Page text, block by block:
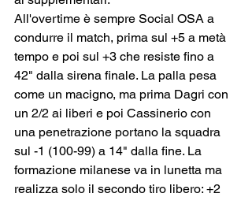
All'overtime è sempre Social OSA a
condurre il match, prima sul +5 a metà
tempo e poi sul +3 che resiste fino a
42" dalla sirena finale. La palla pesa
come un macigno, ma prima Dagri con
un 2/2 ai liberi e poi Cassinerio con
una penetrazione portano la squadra
sul -1 (100-99) a 14" dalla fine. La
formazione milanese va in lunetta ma
realizza solo il secondo tiro libero: +2